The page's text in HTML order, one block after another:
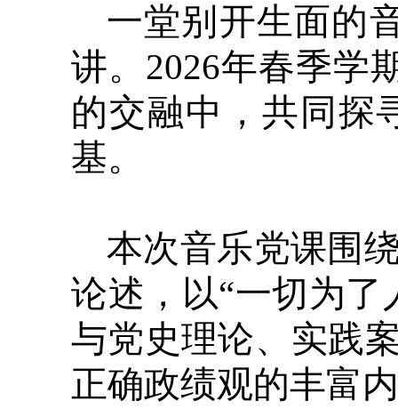
一堂别开生面的
讲。2026年春季学
的交融中，共同探
基。
本次音乐党课围
论述，以“一切为
与党史理论、实践
正确政绩观的丰富